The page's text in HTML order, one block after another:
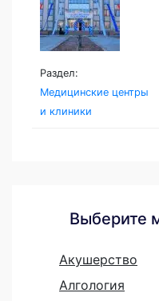
Раздел:
Медицинские центры
и клиники
Выберите
Акушерство
Алгология